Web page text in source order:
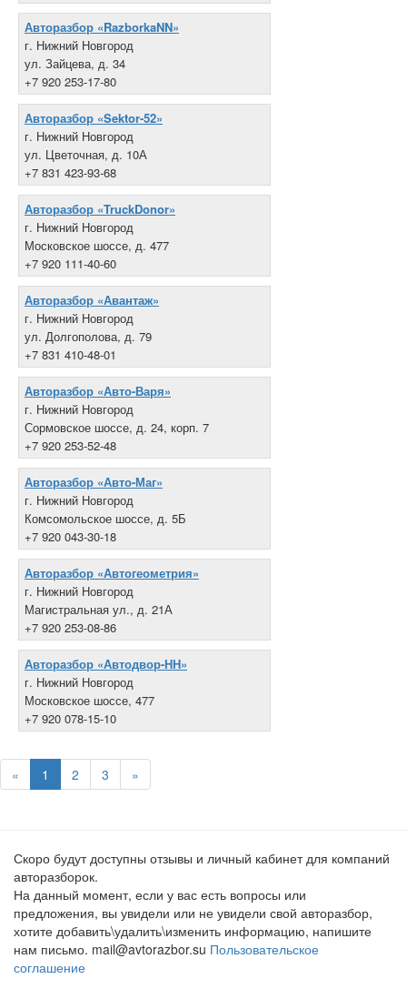
Авторазбор «RazborkaNN»
г. Нижний Новгород
ул. Зайцева, д. 34
+7 920 253-17-80
Авторазбор «Sektor-52»
г. Нижний Новгород
ул. Цветочная, д. 10А
+7 831 423-93-68
Авторазбор «TruckDonor»
г. Нижний Новгород
Московское шоссе, д. 477
+7 920 111-40-60
Авторазбор «Авантаж»
г. Нижний Новгород
ул. Долгополова, д. 79
+7 831 410-48-01
Авторазбор «Авто-Варя»
г. Нижний Новгород
Сормовское шоссе, д. 24, корп. 7
+7 920 253-52-48
Авторазбор «Авто-Маг»
г. Нижний Новгород
Комсомольское шоссе, д. 5Б
+7 920 043-30-18
Авторазбор «Автогеометрия»
г. Нижний Новгород
Магистральная ул., д. 21А
+7 920 253-08-86
Авторазбор «Автодвор-НН»
г. Нижний Новгород
Московское шоссе, 477
+7 920 078-15-10
« 1 2 3 »
Скоро будут доступны отзывы и личный кабинет для компаний
авторазборок.
На данный момент, если у вас есть вопросы или
предложения, вы увидели или не увидели свой авторазбор,
хотите добавить\удалить\изменить информацию, напишите
нам письмо. mail@avtorazbor.su Пользовательское
соглашение